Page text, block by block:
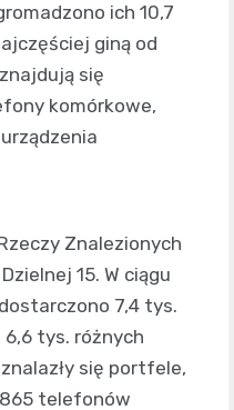
ich 10,7
giną od
się
komórkowe,
Znalezionych
15. W ciągu
7,4 tys.
tys. różnych
się portfele,
telefonów